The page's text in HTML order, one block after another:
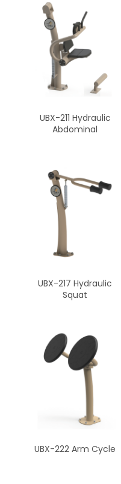
UBX-211 Hydraulic
Abdominal
UBX-217 Hydraulic
Squat
UBX-222 Arm Cycle